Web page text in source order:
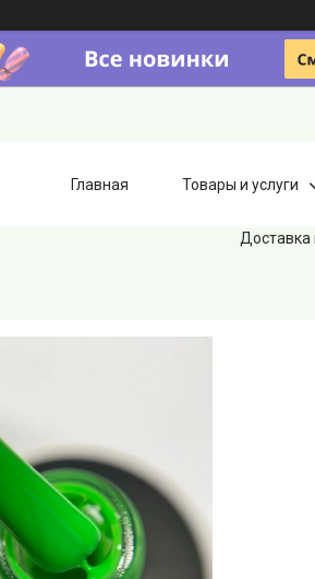
Главная Товары и услуги
Доставка